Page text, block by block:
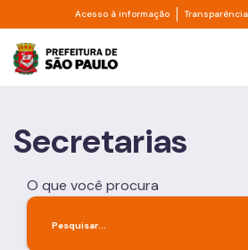
Pular para o Conteúdo principal
Acesso à informação Divisor de
Prefeitura de
Secretarias
O que você procura